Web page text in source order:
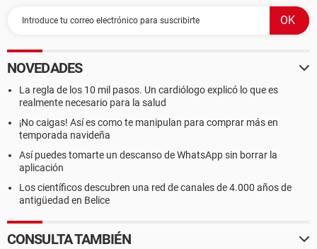
NOVEDADES
La regla de los 10 mil pasos. Un cardiólogo explicó lo que es
realmente necesario para la salud
¡No caigas! Así es como te manipulan para comprar más en
temporada navideña
Así puedes tomarte un descanso de WhatsApp sin borrar la
aplicación
Los científicos descubren una red de canales de 4.000 años de
antigüedad en Belice
CONSULTA TAMBIÉN